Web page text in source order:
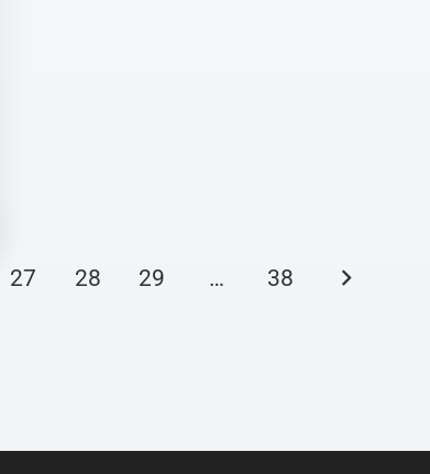
27 28 29 … 38